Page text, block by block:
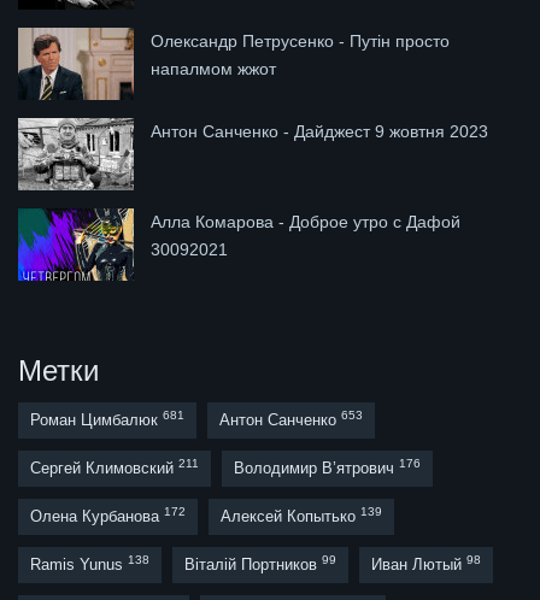
Олександр Петрусенко - Путін просто
напалмом жжот
Антон Санченко - Дайджест 9 жовтня 2023
Алла Комарова - Доброе утро с Дафой
30092021
Метки
Роман Цимбалюк 681 Антон Санченко 653
Сергей Климовский 211 Володимир В’ятрович 176
Олена Курбанова 172 Алексей Копытько 139
Ramis Yunus 138 Віталій Портников 99 Иван Лютый 98